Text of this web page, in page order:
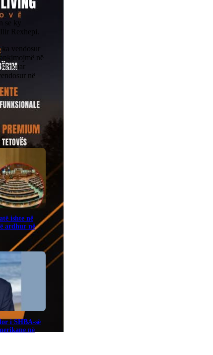
se ky
Rexhepi.
vendosur
në
në
ishte në
ardhur në
i SHBA-së
në